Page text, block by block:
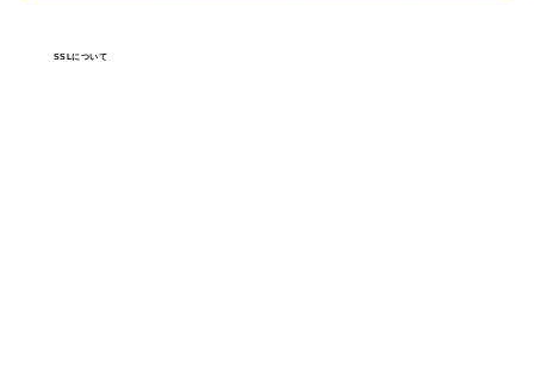
SSLについて